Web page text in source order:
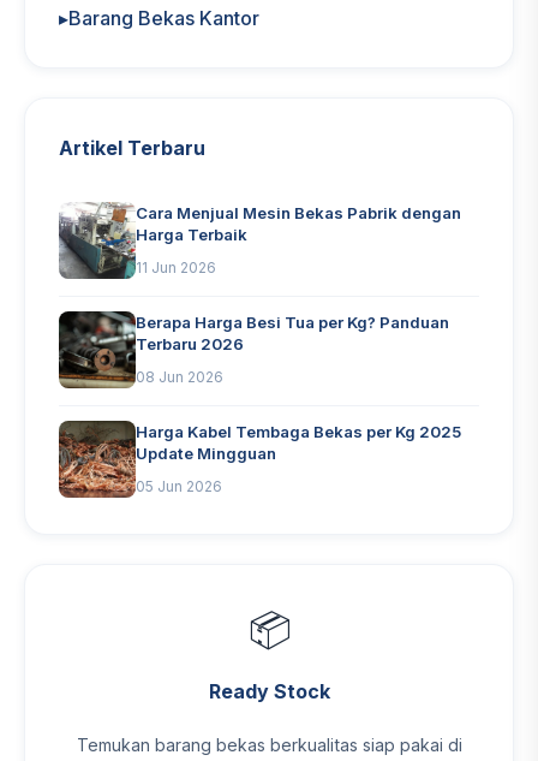
▸Barang Bekas Kantor
Artikel Terbaru
Cara Menjual Mesin Bekas Pabrik dengan
Harga Terbaik
11 Jun 2026
Berapa Harga Besi Tua per Kg? Panduan
Terbaru 2026
08 Jun 2026
Harga Kabel Tembaga Bekas per Kg 2025
Update Mingguan
05 Jun 2026
📦
Ready Stock
Temukan barang bekas berkualitas siap pakai di